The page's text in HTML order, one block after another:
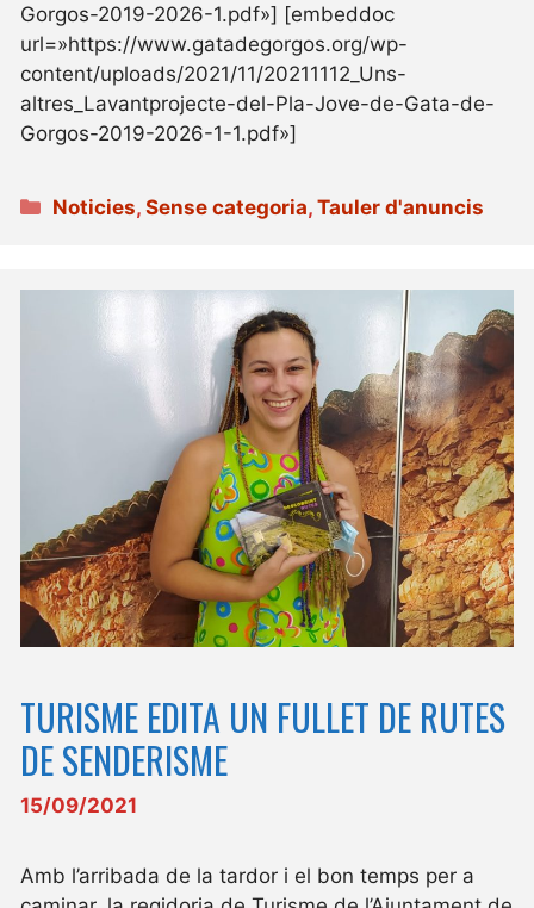
Gorgos-2019-2026-1.pdf»] [embeddoc
url=»https://www.gatadegorgos.org/wp-
content/uploads/2021/11/20211112_Uns-
altres_Lavantprojecte-del-Pla-Jove-de-Gata-de-
Gorgos-2019-2026-1-1.pdf»]
Categories
Noticies,Sense categoria,Tauler d'anuncis
TURISME EDITA UN FULLET DE RUTES
DE SENDERISME
15/09/2021
Amb l’arribada de la tardor i el bon temps per a